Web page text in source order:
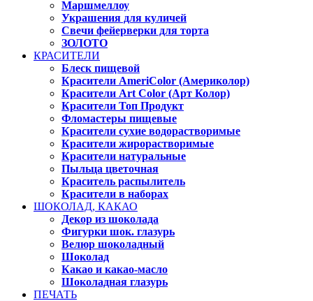
Маршмеллоу
Украшения для куличей
Свечи фейерверки для торта
ЗОЛОТО
КРАСИТЕЛИ
Блеск пищевой
Красители AmeriColor (Америколор)
Красители Art Color (Арт Колор)
Красители Топ Продукт
Фломастеры пищевые
Красители сухие водорастворимые
Красители жирорастворимые
Красители натуральные
Пыльца цветочная
Краситель распылитель
Красители в наборах
ШОКОЛАД, КАКАО
Декор из шоколада
Фигурки шок. глазурь
Велюр шоколадный
Шоколад
Какао и какао-масло
Шоколадная глазурь
ПЕЧАТЬ